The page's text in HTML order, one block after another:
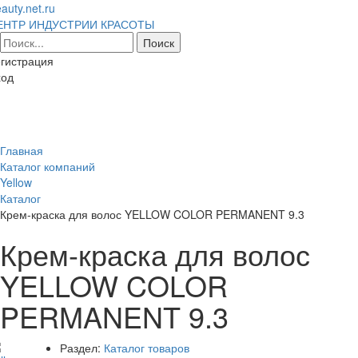
ИНДУСТРИИ КРАСОТЫ
Главная
Каталог компаний
Yellow
Каталог
Крем-краска для волос YELLOW COLOR PERMANENT 9.3
Крем-краска для волос
YELLOW COLOR
PERMANENT 9.3
Раздел: Каталог товаров